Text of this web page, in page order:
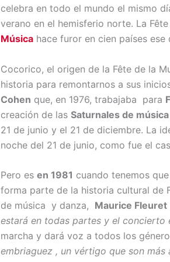
celebra en todo el mundo el mismo
verano en el hemisferio norte. La
Música hace furor en cien países ese
Cocorico, el origen de la Fête de la
historia para remontarnos a sus
Cohen que, en 1976, trabajaba para
creación de las Saturnales de música
21 de junio y el 21 de diciembre. La
noche del 21 de junio, como fue el
Pero es en 1981 cuando tenemos
forma parte de la historia cultural de
de música y danza, Maurice Fleuret
estará en todas partes y el concierto
marcha y dará voz a todos los
embriaguez , un vértigo que son